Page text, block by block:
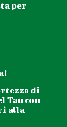
per
di
Tau con
alla